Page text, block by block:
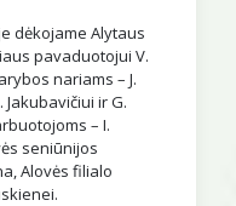
dėkojame Alytaus
pavaduotojui V.
nariams – J.
ir G.
– I.
seniūnijos
Alovės filialo